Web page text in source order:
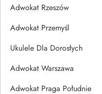
Adwokat Rzeszów
Adwokat Przemyśl
Ukulele Dla Dorosłych
Adwokat Warszawa
Adwokat Praga Południe